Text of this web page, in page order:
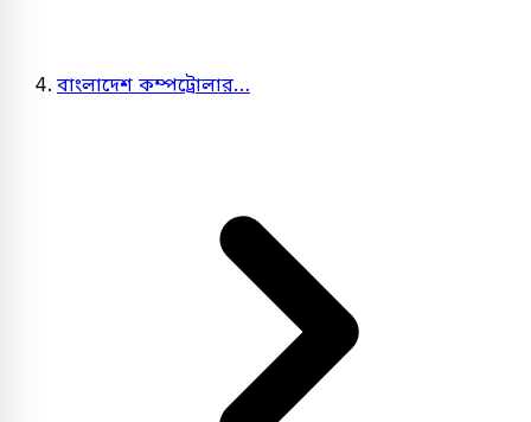
বাংলাদেশ কম্পট্রোলার…